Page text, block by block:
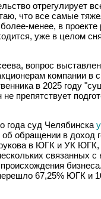
отрегулирует
что все самые
менее, в проекте
уже в целом
вопрос
компании в
в 2025 году
препятствует
года суд Челябинска
об обращении в доход
в ЮГК и УК ЮГК,
связанных с
67,25% ЮГК и